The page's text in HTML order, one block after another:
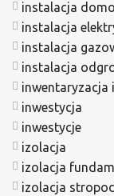
instalacja
instalacja
instalacja
instalacja
inwentaryzacja
inwestycja
inwestycje
izolacja
izolacja
izolacja